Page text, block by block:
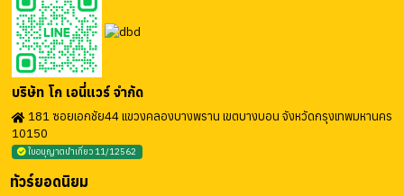
บริษัท โก เอนี่แวร์ จำกัด
181 ซอยเอกชัย44 แขวงคลองบางพราน เขตบางบอน จังหวัดกรุงเทพมหานคร
10150
ใบอนุญาตนำเที่ยว 11/12562
ทัวร์ยอดนิยม